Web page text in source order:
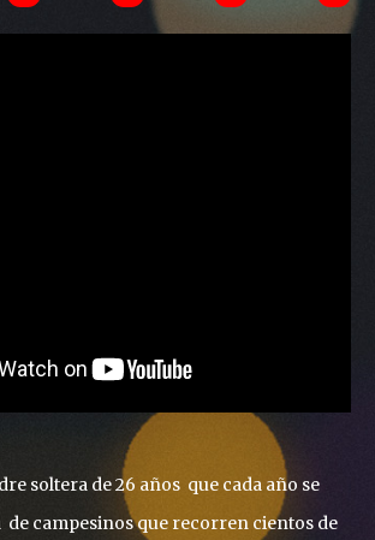
soltera de 26 años que cada año se
de campesinos que recorren cientos de